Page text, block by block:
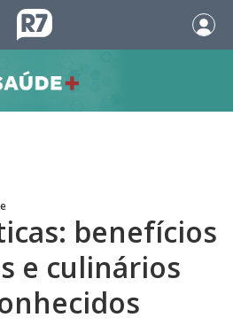
benefícios
e culinários